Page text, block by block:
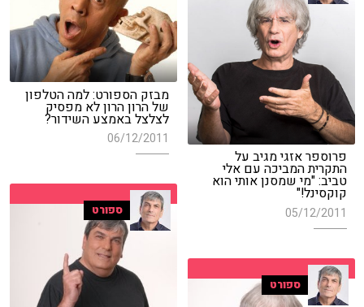
מבזק הספורט: למה הטלפון
של הרון הרון לא מפסיק
לצלצל באמצע השידור?
06/12/2011
פרוספר אזגי מגיב על
התקרית המביכה עם אלי
טביב: "מי שמסנן אותי הוא
קוקסינל!"
05/12/2011 ספורט
ספורט